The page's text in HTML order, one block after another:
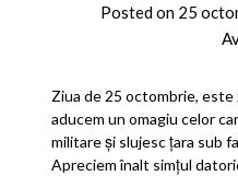
Posted on 25
Ziua de 25 octombrie, este
aducem un omagiu celor
militare şi slujesc ţara sub
Apreciem înalt simţul